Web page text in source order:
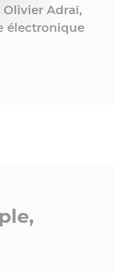
Olivier Adraï,
électronique